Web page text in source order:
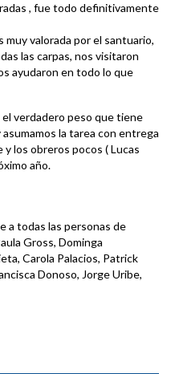
, fue todo definitivamente
muy valorada por el santuario,
las carpas, nos visitaron
ayudaron en todo lo que
verdadero peso que tiene
la tarea con entrega
los obreros pocos ( Lucas
año.
a todas las personas de
Gross, Dominga
Carola Palacios, Patrick
Donoso, Jorge Uribe,